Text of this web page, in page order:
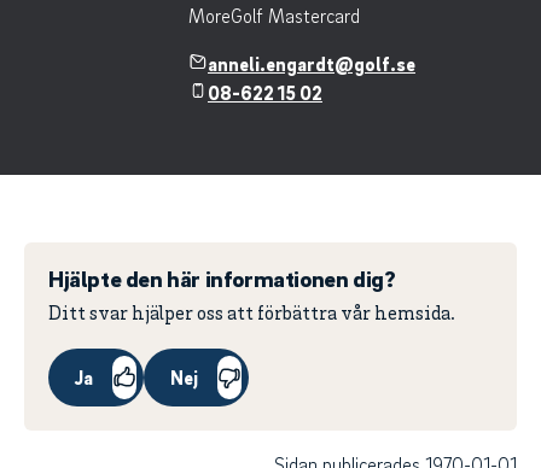
MoreGolf Mastercard
anneli.engardt@golf.se
08-622 15 02
Hjälpte den här informationen dig?
Ditt svar hjälper oss att förbättra vår hemsida.
Ja Nej